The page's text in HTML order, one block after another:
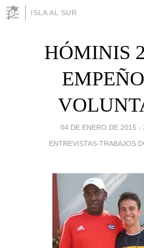
ISLA AL SUR
HÓMINIS
04 DE ENERO DE 2015 -
ENTREVISTAS-TRABAJOS